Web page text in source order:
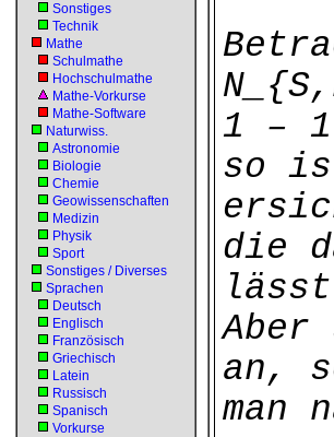
Sonstiges
Technik
Mathe
Schulmathe
Hochschulmathe
Mathe-Vorkurse
Mathe-Software
Naturwiss.
Astronomie
Biologie
Chemie
Geowissenschaften
Medizin
Physik
Sport
Sonstiges / Diverses
Sprachen
Deutsch
Englisch
Französisch
Griechisch
Latein
Russisch
Spanisch
Vorkurse
1 –
so
die
an,
man